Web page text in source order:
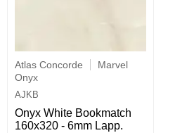
Atlas Concorde
Marvel
Onyx
AJKB
Onyx White Bookmatch
160x320 - 6mm Lapp.